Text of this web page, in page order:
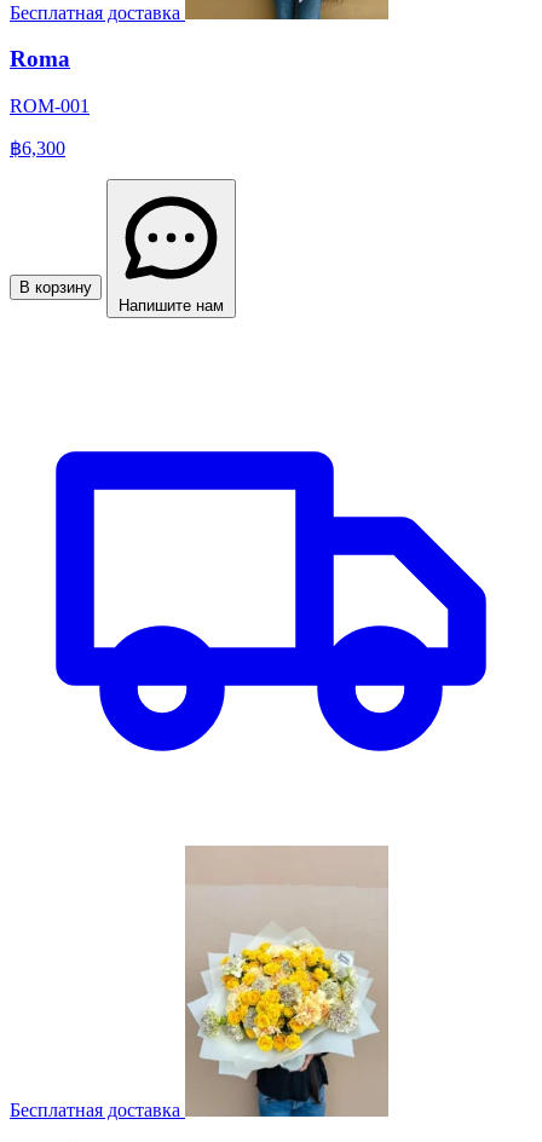
Бесплатная доставка
Roma
ROM-001
฿6,300
В корзину
Напишите нам
Бесплатная доставка